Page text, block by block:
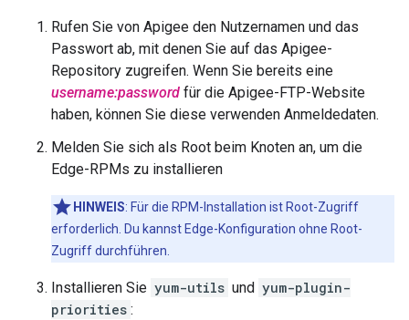
Rufen Sie von Apigee den Nutzernamen und das
Passwort ab, mit denen Sie auf das Apigee-
Repository zugreifen. Wenn Sie bereits eine
username:password für die Apigee-FTP-Website
haben, können Sie diese verwenden Anmeldedaten.
Melden Sie sich als Root beim Knoten an, um die
Edge-RPMs zu installieren
HINWEIS: Für die RPM-Installation ist Root-Zugriff
erforderlich. Du kannst Edge-Konfiguration ohne Root-
Zugriff durchführen.
Installieren Sie yum-utils und yum-plugin-
priorities :